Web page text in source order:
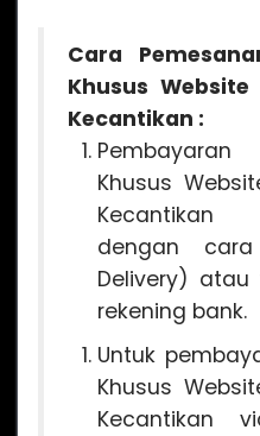
Cara
Khusus
Kecantikan :
Khusus
Kecantikan
dengan
Delivery)
rekening bank.
Untuk
Khusus
Kecantikan